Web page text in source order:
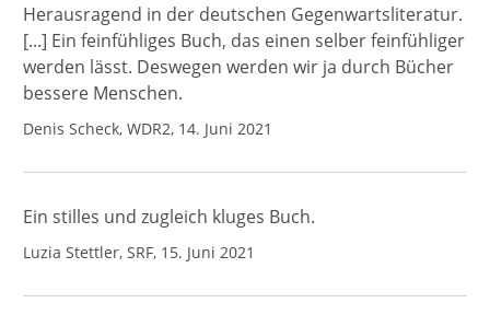
Herausragend in der deutschen Gegenwartsliteratur.
[...] Ein feinfühliges Buch, das einen selber feinfühliger
werden lässt. Deswegen werden wir ja durch Bücher
bessere Menschen.
Denis Scheck, WDR2, 14. Juni 2021
Ein stilles und zugleich kluges Buch.
Luzia Stettler, SRF, 15. Juni 2021